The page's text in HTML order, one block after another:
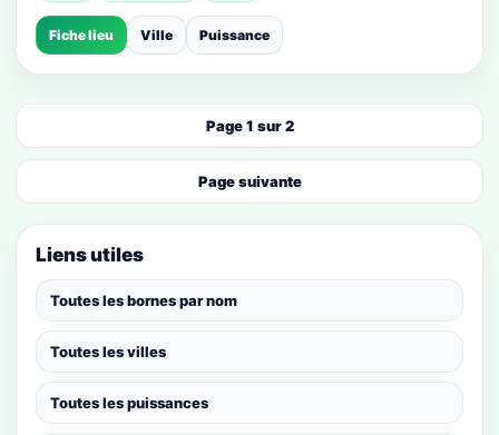
Fiche lieu Ville Puissance
Page 1 sur 2
Page suivante
Liens utiles
Toutes les bornes par nom
Toutes les villes
Toutes les puissances